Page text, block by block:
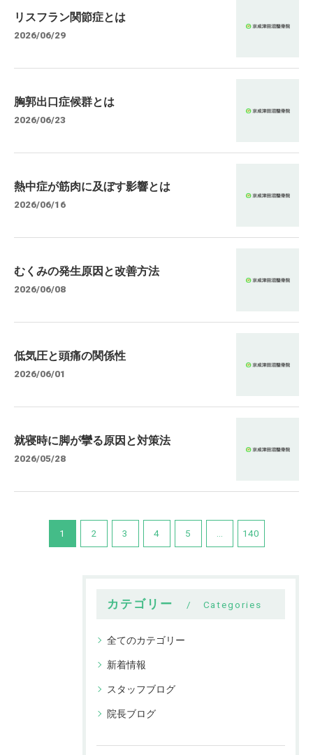
リスフラン関節症とは
2026/06/29
胸郭出口症候群とは
2026/06/23
熱中症が筋肉に及ぼす影響とは
2026/06/16
むくみの発生原因と改善方法
2026/06/08
低気圧と頭痛の関係性
2026/06/01
就寝時に脚が攣る原因と対策法
2026/05/28
1 2 3 4 5 140
カテゴリー Categories
全てのカテゴリー
新着情報
スタッフブログ
院長ブログ